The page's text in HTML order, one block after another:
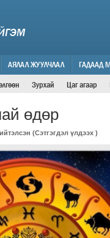
АЯЛАЛ ЖУУЛЧЛАЛ ГАДААД
Зурхай Цаг агаар
өдөр
(Сэтгэгдэл үлдээх )